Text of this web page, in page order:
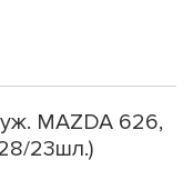
MAZDA 626,
23шл.)